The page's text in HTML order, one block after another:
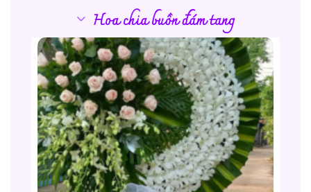
Hoa chia buồn đám tang